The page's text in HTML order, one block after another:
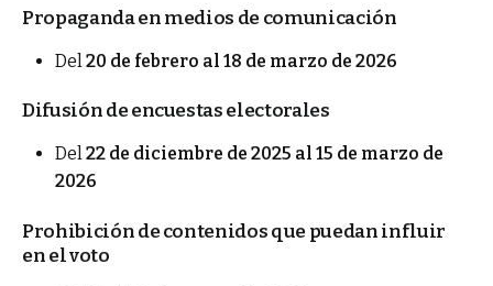
Propaganda en medios de comunicación
Del20 de febrero al 18 de marzo de 2026
Difusión de encuestas electorales
Del22 de diciembre de 2025 al 15 de marzo de
2026
Prohibición de contenidos que puedan influir
en el voto